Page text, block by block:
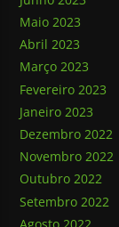
Maio 2023
Abril 2023
Março 2023
Fevereiro 2023
Janeiro 2023
Dezembro 2022
Novembro 2022
Outubro 2022
Setembro 2022